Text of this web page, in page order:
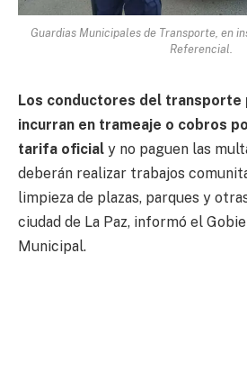
Guardias Municipales de Transporte, en
Referencial.
Los conductores del transporte
incurran en trameaje o cobros
tarifa oficial y no paguen las
deberán realizar trabajos
limpieza de plazas, parques y
ciudad de La Paz, informó el
Municipal.